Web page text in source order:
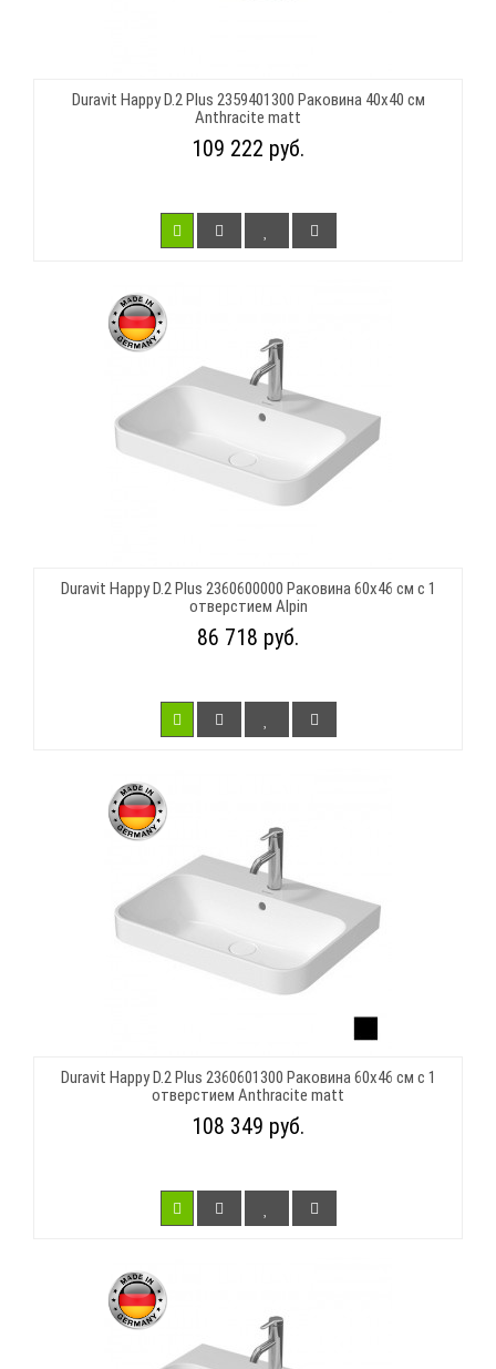
Duravit Happy D.2 Plus 2359401300 Раковина 40х40 см
Anthracite matt
109 222 руб.
Duravit Happy D.2 Plus 2360600000 Раковина 60х46 см с 1
отверстием Alpin
86 718 руб.
Duravit Happy D.2 Plus 2360601300 Раковина 60х46 см с 1
отверстием Anthracite matt
108 349 руб.